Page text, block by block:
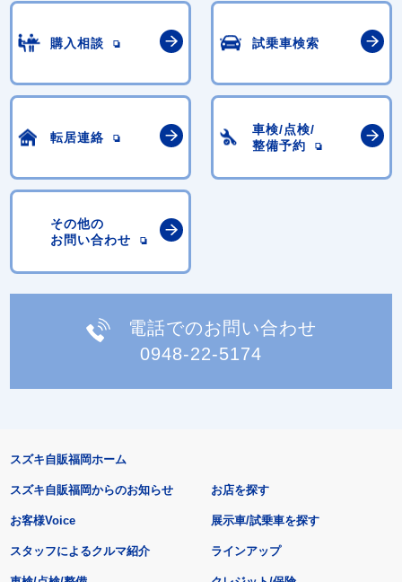
購入相談 試乗車検索
転居連絡
車検/点検/
整備予約
その他の
お問い合わせ
電話でのお問い合わせ
0948-22-5174
スズキ自販福岡ホーム
スズキ自販福岡からのお知らせ
お客様Voice
スタッフによるクルマ紹介
お店を探す
展示車/試乗車を探す
ラインアップ